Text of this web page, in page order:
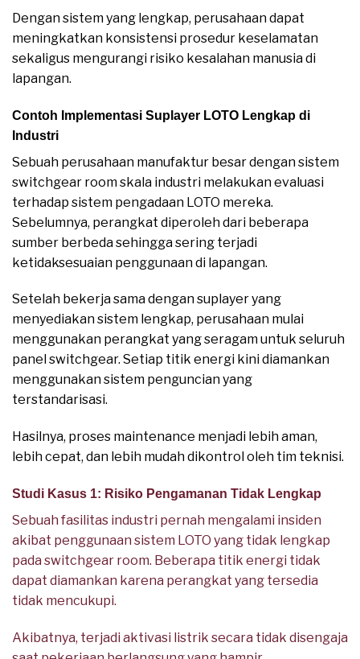
Dengan sistem yang lengkap, perusahaan dapat
meningkatkan konsistensi prosedur keselamatan
sekaligus mengurangi risiko kesalahan manusia di
lapangan.
Contoh Implementasi Suplayer LOTO Lengkap di
Industri
Sebuah perusahaan manufaktur besar dengan sistem
switchgear room skala industri melakukan evaluasi
terhadap sistem pengadaan LOTO mereka.
Sebelumnya, perangkat diperoleh dari beberapa
sumber berbeda sehingga sering terjadi
ketidaksesuaian penggunaan di lapangan.
Setelah bekerja sama dengan suplayer yang
menyediakan sistem lengkap, perusahaan mulai
menggunakan perangkat yang seragam untuk seluruh
panel switchgear. Setiap titik energi kini diamankan
menggunakan sistem penguncian yang
terstandarisasi.
Hasilnya, proses maintenance menjadi lebih aman,
lebih cepat, dan lebih mudah dikontrol oleh tim teknisi.
Studi Kasus 1: Risiko Pengamanan Tidak Lengkap
Sebuah fasilitas industri pernah mengalami insiden
akibat penggunaan sistem LOTO yang tidak lengkap
pada switchgear room. Beberapa titik energi tidak
dapat diamankan karena perangkat yang tersedia
tidak mencukupi.
Akibatnya, terjadi aktivasi listrik secara tidak disengaja